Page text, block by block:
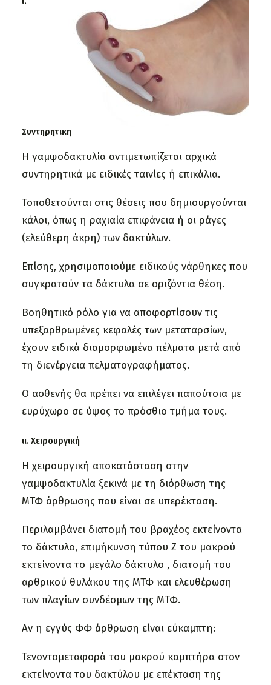
Συντηρητικη
Η γαμψοδακτυλία αντιμετωπίζεται αρχικά
συντηρητικά με ειδικές ταινίες ή επικάλια.
Τοποθετούνται στις θέσεις που δημιουργούνται
κάλοι, όπως η ραχιαία επιφάνεια ή οι ράγες
(ελεύθερη άκρη) των δακτύλων.
Επίσης, χρησιμοποιούμε ειδικούς νάρθηκες που
συγκρατούν τα δάκτυλα σε οριζόντια θέση.
Βοηθητικό ρόλο για να αποφορτίσουν τις
υπεξαρθρωμένες κεφαλές των μεταταρσίων,
έχουν ειδικά διαμορφωμένα πέλματα μετά από
τη διενέργεια πελματογραφήματος.
Ο ασθενής θα πρέπει να επιλέγει παπούτσια με
ευρύχωρο σε ύψος το πρόσθιο τμήμα τους.
ιι. Χειρουργική
Η χειρουργική αποκατάσταση στην
γαμψοδακτυλία ξεκινά με τη διόρθωση της
ΜΤΦ άρθρωσης που είναι σε υπερέκταση.
Περιλαμβάνει διατομή του βραχέος εκτείνοντα
το δάκτυλο, επιμήκυνση τύπου Ζ του μακρού
εκτείνοντα το μεγάλο δάκτυλο , διατομή του
αρθρικού θυλάκου της ΜΤΦ και ελευθέρωση
των πλαγίων συνδέσμων της ΜΤΦ.
Αν η εγγύς ΦΦ άρθρωση είναι εύκαμπτη:
Τενοντομεταφορά του μακρού καμπτήρα στον
εκτείνοντα του δακτύλου με επέκταση της